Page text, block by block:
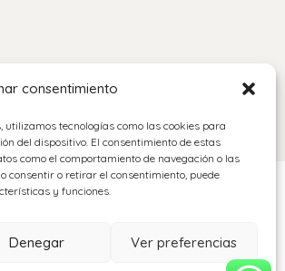
consentimiento
utilizamos tecnologías como las cookies para
del dispositivo. El consentimiento de estas
como el comportamiento de navegación o las
consentir o retirar el consentimiento, puede
y funciones.
Denegar Ver preferencias